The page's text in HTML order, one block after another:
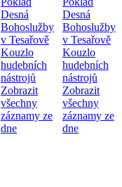
Desná
Bohoslužby
v Tesařově
Kouzlo
hudebních
nástrojů
Zobrazit
všechny
záznamy ze
dne
Desná
Bohoslužby
v Tesařově
Kouzlo
hudebních
nástrojů
Zobrazit
všechny
záznamy ze
dne